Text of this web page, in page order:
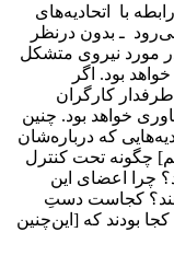
با اتحادیه‌های
ـ‌ بدون درنظر
مورد نیروی‌ متشکل
بود. اگر
کارگران
خواهد بود. چنین
‌که درباره‌شان
چگونه تحت کنترل
چرا اعضای این
کجاست دستِ
بودند که [این‌چنین